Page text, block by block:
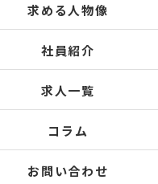
求める人物像
社員紹介
求人一覧
コラム
お問い合わせ